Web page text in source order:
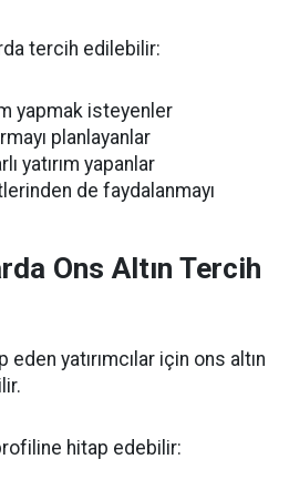
tercih edilebilir:
yapmak isteyenler
planlayanlar
yatırım yapanlar
de faydalanmayı
Ons Altın Tercih
yatırımcılar için ons altın
hitap edebilir: